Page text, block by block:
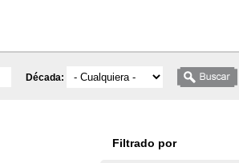
Década:
Filtrado por